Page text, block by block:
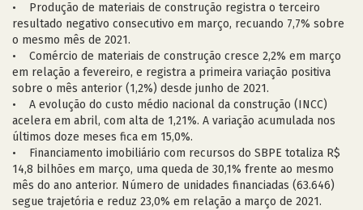
• Produção de materiais de construção registra o terceiro
resultado negativo consecutivo em março, recuando 7,7% sobre
o mesmo mês de 2021.
• Comércio de materiais de construção cresce 2,2% em março
em relação a fevereiro, e registra a primeira variação positiva
sobre o mês anterior (1,2%) desde junho de 2021.
• A evolução do custo médio nacional da construção (INCC)
acelera em abril, com alta de 1,21%. A variação acumulada nos
últimos doze meses fica em 15,0%.
• Financiamento imobiliário com recursos do SBPE totaliza R$
14,8 bilhões em março, uma queda de 30,1% frente ao mesmo
mês do ano anterior. Número de unidades financiadas (63.646)
segue trajetória e reduz 23,0% em relação a março de 2021.